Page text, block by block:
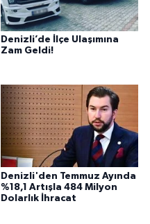
Denizli’de İlçe Ulaşımına
Zam Geldi!
Denizli'den Temmuz Ayında
%18,1 Artışla 484 Milyon
Dolarlık İhracat